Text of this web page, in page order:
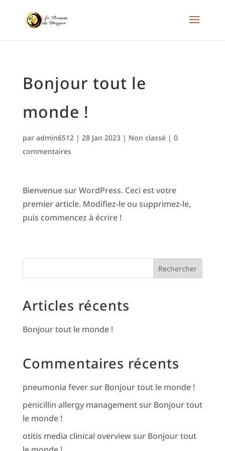
Bonjour tout le
monde !
par admin6512| 28 Jan 2023| Non classé| 0
commentaires
Bienvenue sur WordPress. Ceci est votre
premier article. Modifiez-le ou supprimez-le,
puis commencez à écrire !
Rechercher
Articles récents
Bonjour tout le monde !
Commentaires récents
pneumonia feversur Bonjour tout le monde !
penicillin allergy managementsur Bonjour tout
le monde !
otitis media clinical overviewsur Bonjour tout